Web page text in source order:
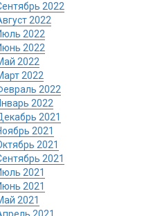
2022
2022
2022
2022
2022
2022
2022
2022
2021
2021
2021
2021
2021
2021
2021